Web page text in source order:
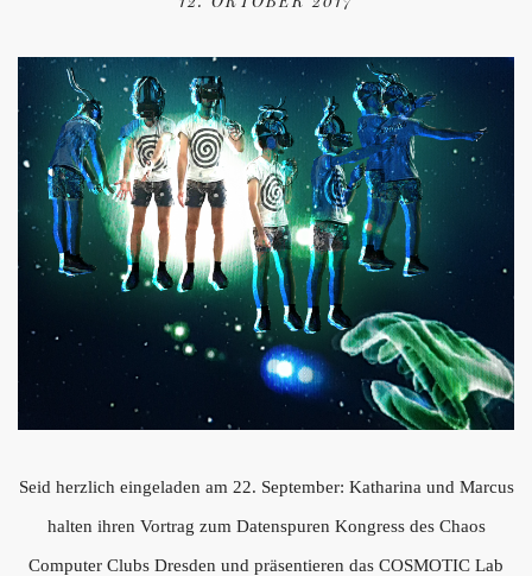
Seid herzlich eingeladen am 22. September: Katharina und Marcus
halten ihren Vortrag zum Datenspuren Kongress des Chaos
Computer Clubs Dresden und präsentieren das COSMOTIC Lab